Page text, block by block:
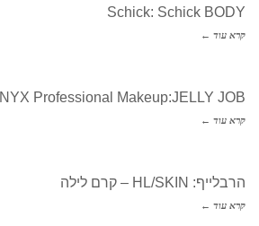
Schick: Schick BODY
קרא עוד ←
NYX Professional Makeup:JELLY JOB
קרא עוד ←
הרבלייף: HL/SKIN – קרם לילה
קרא עוד ←